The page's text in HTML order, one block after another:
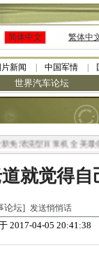
简体中文 繁体中
片新闻 中国军情
世界汽车论坛
清洗型豆浆机 全美最低
就觉得自
论坛] 发送悄悄话
2017-04-05 20:41:38